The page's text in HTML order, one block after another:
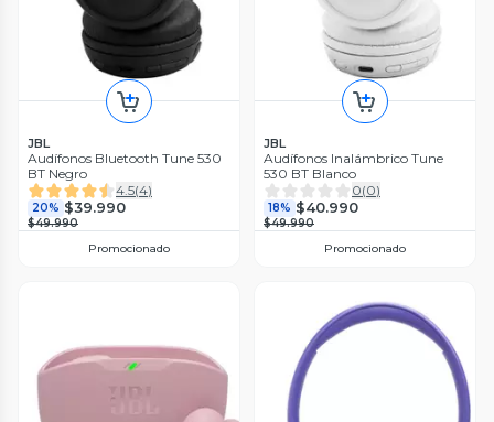
JBL
Audífonos Bluetooth Tune 530
BT Negro
4.5(4)
20% $39.990
$49.990
Promocionado
JBL
Audífonos Inalámbrico Tune
530 BT Blanco
0(0)
18% $40.990
$49.990
Promocionado